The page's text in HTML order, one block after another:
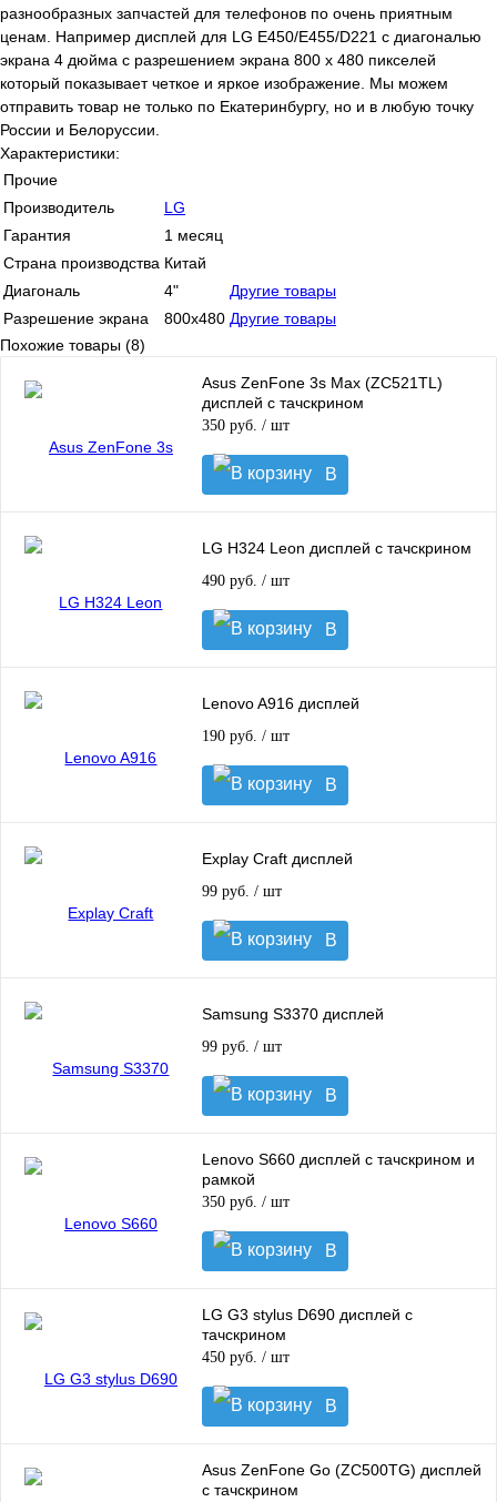
разнообразных запчастей для телефонов по очень приятным
ценам. Например дисплей для LG E450/E455/D221 с диагональю
экрана 4 дюйма с разрешением экрана 800 x 480 пикселей
который показывает четкое и яркое изображение. Мы можем
отправить товар не только по Екатеринбургу, но и в любую точку
России и Белоруссии.
Характеристики:
Прочие
Производитель
LG
Гарантия
1 месяц
Страна производства Китай
Диагональ
4"
Другие товары
Разрешение экрана
800x480 Другие товары
Похожие товары (8)
Asus ZenFone 3s Max (ZC521TL)
дисплей с тачскрином
350 руб. / шт
В
корзину
LG H324 Leon дисплей с тачскрином
490 руб. / шт
В
корзину
Lenovo A916 дисплей
190 руб. / шт
В
корзину
Explay Craft дисплей
99 руб. / шт
В
корзину
Samsung S3370 дисплей
99 руб. / шт
В
корзину
Lenovo S660 дисплей с тачскрином и
рамкой
350 руб. / шт
В
корзину
LG G3 stylus D690 дисплей с
тачскрином
450 руб. / шт
В
корзину
Asus ZenFone Go (ZC500TG) дисплей
с тачскрином